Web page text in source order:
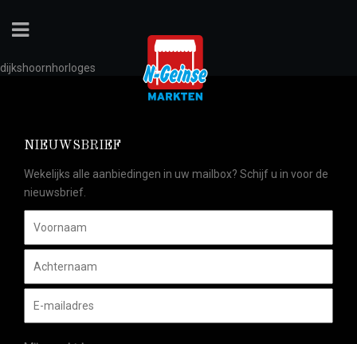
dijkshoornhorloges
NIEUWSBRIEF
Wekelijks alle aanbiedingen in uw mailbox? Schijf u in voor de
nieuwsbrief.